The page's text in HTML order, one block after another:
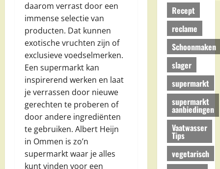
daarom verrast door een
immense selectie van
producten. Dat kunnen
exotische vruchten zijn of
exclusieve voedselmerken.
Een supermarkt kan
inspirerend werken en laat
je verrassen door nieuwe
gerechten te proberen of
door andere ingrediënten
te gebruiken. Albert Heijn
in Ommen is zo’n
supermarkt waar je alles
kunt vinden voor een
Recept
reclame
Schoonmaken
slager
supermarkt
supermarkt
aanbiedingen
Vaatwasser
Tips
vegetarisch